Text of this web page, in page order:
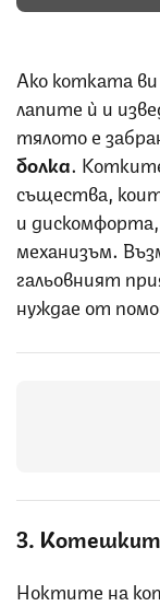
Ако котката ви
лапите ѝ и
тялото е
болка.
същества,
и
механизъм.
гальовният
нуждае от
3.
Ноктите на